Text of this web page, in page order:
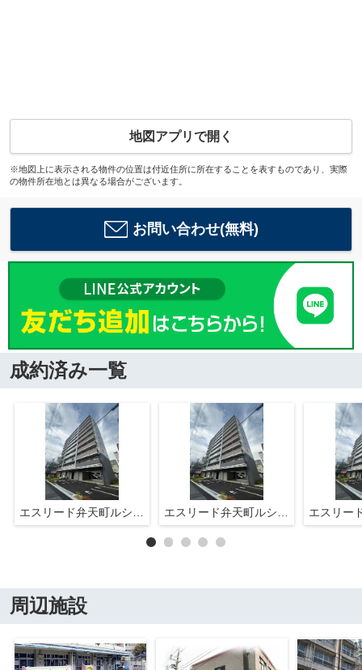
地図アプリで開く
※地図上に表示される物件の位置は付近住所に所在することを表すものであり、実際
の物件所在地とは異なる場合がございます。
お問い合わせ(無料)
成約済み一覧
エスリード弁天町ルシェンテ エスリード弁天町ルシェンテ
周辺施設